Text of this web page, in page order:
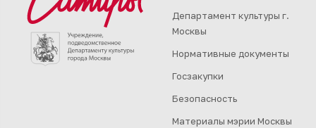
Департамент культуры г.
Москвы
Нормативные документы
Госзакупки
Безопасность
Материалы мэрии Москвы